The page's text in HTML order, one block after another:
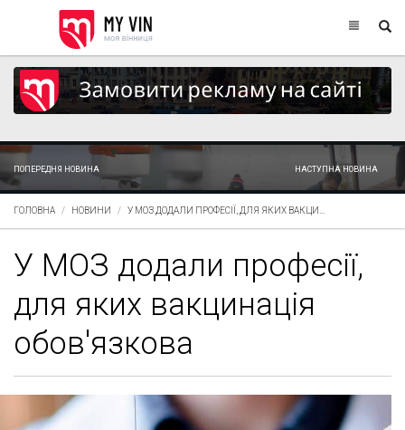
ПОПЕРЕДНЯ НОВИНА НАСТУПНА НОВИНА
ГОЛОВНА НОВИНИ У МОЗ ДОДАЛИ ПРОФЕСІЇ, ДЛЯ ЯКИХ ВАКЦИ...
У МОЗ додали професії,
для яких вакцинація
обов'язкова